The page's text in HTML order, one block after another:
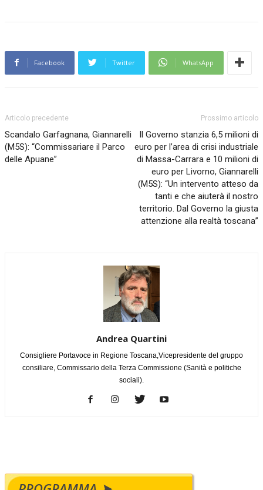
Facebook Twitter WhatsApp
Articolo precedente
Scandalo Garfagnana, Giannarelli
(M5S): “Commissariare il Parco
delle Apuane”
Prossimo articolo
Il Governo stanzia 6,5 milioni di
euro per l’area di crisi industriale
di Massa-Carrara e 10 milioni di
euro per Livorno, Giannarelli
(M5S): “Un intervento atteso da
tanti e che aiuterà il nostro
territorio. Dal Governo la giusta
attenzione alla realtà toscana”
Andrea Quartini
Consigliere Portavoce in Regione Toscana,Vicepresidente del gruppo
consiliare, Commissario della Terza Commissione (Sanità e politiche
sociali).